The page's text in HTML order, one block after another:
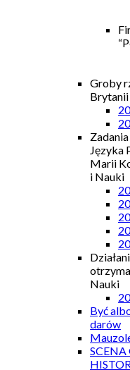
Groby
Brytanii
Języka
Marii
i Nauki
Nauki
Być
darów
SCENA